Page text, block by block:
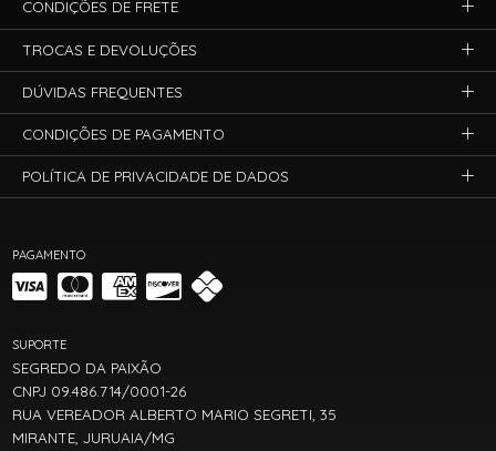
PAGAMENTO
SUPORTE
SEGREDO DA PAIXÃO
CNPJ 09.486.714/0001-26
RUA VEREADOR ALBERTO MARIO SEGRETI, 35
MIRANTE, JURUAIA/MG
CONDIÇÕES DE FRETE
TROCAS E DEVOLUÇÕES
DÚVIDAS FREQUENTES
CONDIÇÕES DE PAGAMENTO
POLÍTICA DE PRIVACIDADE DE DADOS